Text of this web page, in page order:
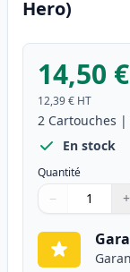
Hero)
14,50 €
12,39 € HT
2 Cartouches |
En stock
Quantité
Quantité
Utilisez les
− +
Quantité